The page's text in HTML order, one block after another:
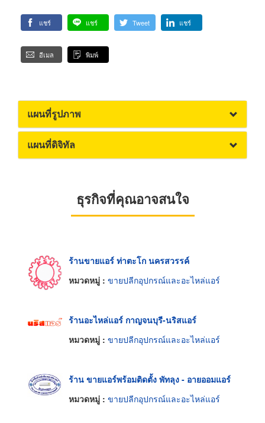
แชร์ แชร์ Tweet แชร์
อีเมล พิมพ์
แผนที่รูปภาพ
แผนที่ดิจิทัล
ธุรกิจที่คุณอาจสนใจ
ร้านขายแอร์ ท่าตะโก นครสวรรค์
หมวดหมู่ : ขายปลีกอุปกรณ์และอะไหล่แอร์
ร้านอะไหล่แอร์ กาญจนบุรี-นริสแอร์
หมวดหมู่ : ขายปลีกอุปกรณ์และอะไหล่แอร์
ร้าน ขายแอร์พร้อมติดตั้ง พัทลุง - อายออมแอร์
หมวดหมู่ : ขายปลีกอุปกรณ์และอะไหล่แอร์